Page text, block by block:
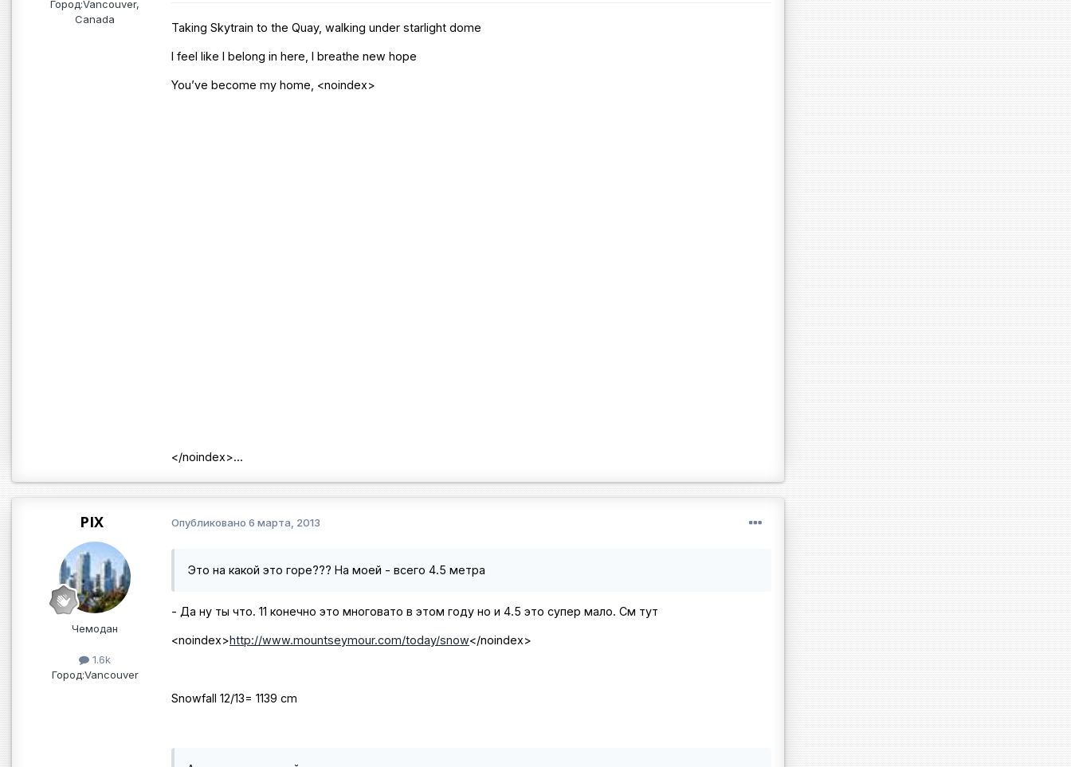
Город:Vancouver,
Canada
Taking Skytrain to the Quay, walking under starlight dome
I feel like I belong in here, I breathe new hope
You’ve become my home, <noindex>
</noindex>...
PIX
Чемодан
1.6k
Город:Vancouver
Опубликовано 6 марта, 2013
Это на какой это горе??? На моей - всего 4.5 метра
- Да ну ты что. 11 конечно это многовато в этом году но и 4.5 это супер мало. См тут
<noindex>http://www.mountseymour.com/today/snow</noindex>
Snowfall 12/13= 1139 cm